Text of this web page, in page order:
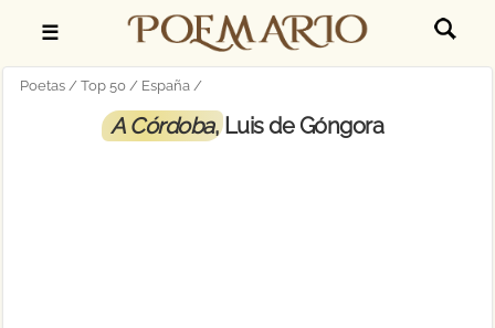
☰
Poetas Top 50 España
A Córdoba, Luis de Góngora